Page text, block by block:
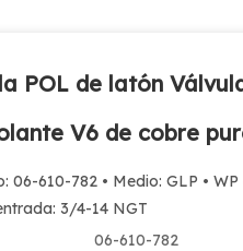
POL de latón
V6 de cobre
06-610-782 • Medio: GLP •
3/4-14 NGT
06-610-782